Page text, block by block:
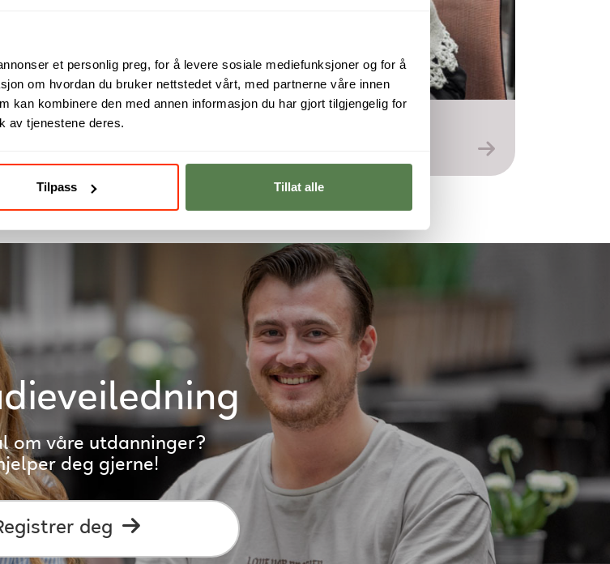
et personlig preg, for å levere sosiale mediefunksjoner og for å
om hvordan du bruker nettstedet vårt, med partnerne våre innen
kan kombinere den med annen informasjon du har gjort tilgjengelig for
av tjenestene deres.
Tilpass Tillat alle
om våre utdanninger?
deg gjerne!
deg